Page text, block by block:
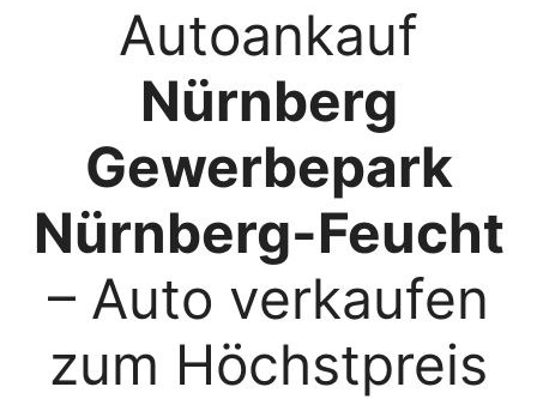
Autoankauf
Nürnberg
Gewerbepark
Nürnberg-Feucht
– Auto verkaufen
zum Höchstpreis